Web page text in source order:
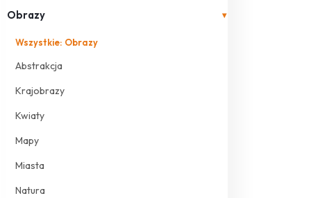
Obrazy ▾
Wszystkie: Obrazy
Abstrakcja
Krajobrazy
Kwiaty
Mapy
Miasta
Natura